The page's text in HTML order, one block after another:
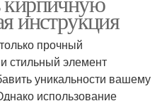
инструкция
прочный
стильный элемент
уникальности вашему
использование